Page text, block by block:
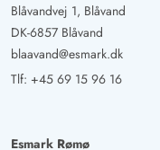
Blåvandvej 1, Blåvand
DK-6857 Blåvand
blaavand@esmark.dk
Tlf: +45 69 15 96 16
Esmark Rømø